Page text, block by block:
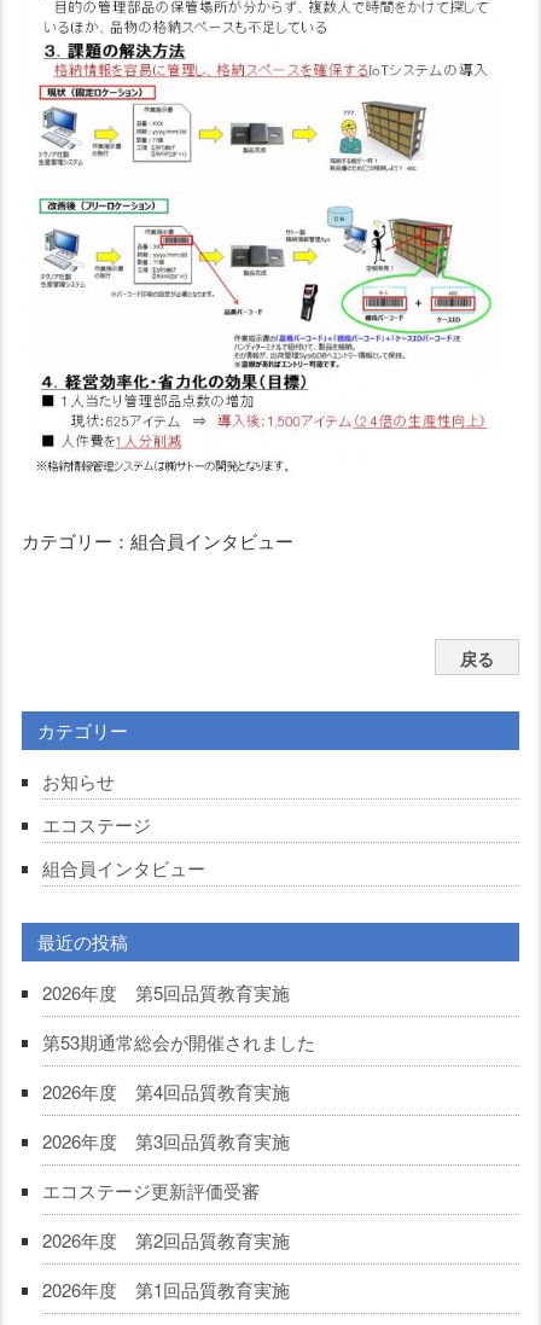
カテゴリー：組合員インタビュー
戻る
カテゴリー
お知らせ
エコステージ
組合員インタビュー
最近の投稿
2026年度 第5回品質教育実施
第53期通常総会が開催されました
2026年度 第4回品質教育実施
2026年度 第3回品質教育実施
エコステージ更新評価受審
2026年度 第2回品質教育実施
2026年度 第1回品質教育実施